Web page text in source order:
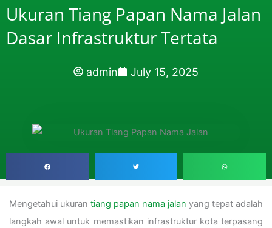
Ukuran Tiang Papan Nama Jalan
Dasar Infrastruktur Tertata
admin July 15, 2025
Mengetahui ukuran tiang papan nama jalan yang tepat adalah
langkah awal untuk memastikan infrastruktur kota terpasang